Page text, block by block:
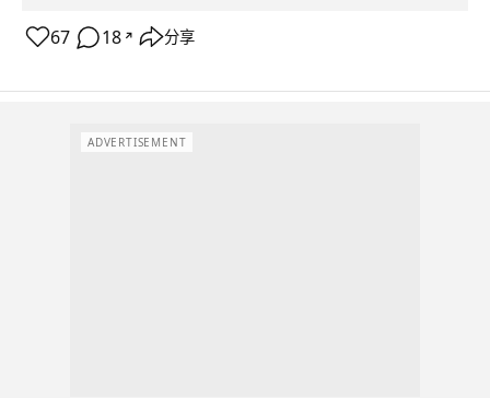
67 18 ↗ 分享
ADVERTISEMENT